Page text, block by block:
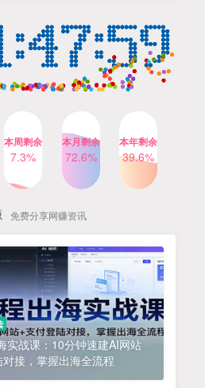
小红书笔记带货课，流量电
商新机会，抓住小红书的流
量红利(更新26年2月)
5个月前 419人已阅读
公众号流量主之星座盘点赛
AI商业编程智能体开发课：
掌握LangChain+LangGraph
构建多智能体协同架构的核
417人已阅读
颜搭全国城市代理商招募正式启动！
年12月线下课，系统性的深度剖析电商企业经营之道，打造电商标准化运营体系
店铺月租，一个流量大竞争小，让你有机会成大卖的赛道
手机就可以操作，20秒一单，零投入纯薅羊毛，无门槛，一天200+【揭秘】
本周剩余
7.3%
本月剩余
72.6%
本年剩余
39.6%
免费分享网赚资讯
实战课：10分钟速建AI网站
接，掌握出海全流程